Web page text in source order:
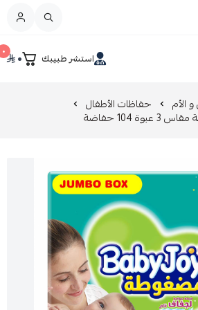
استشر طبيبك ٠ ٠
الأم حفاظات الأطفال
حفاضة